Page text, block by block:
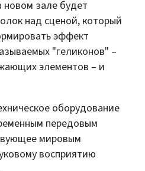
новом зале будет
над сценой, который
эффект
"геликонов" –
элементов – и
оборудование
передовым
мировым
восприятию